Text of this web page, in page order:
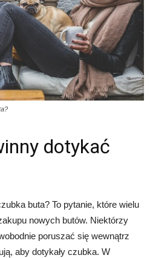
dotykać
buta? To pytanie, które wielu
nowych butów. Niektórzy
poruszać się wewnątrz
aby dotykały czubka. W